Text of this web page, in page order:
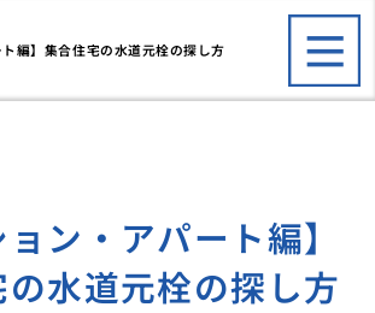
ト編】集合住宅の水道元栓の探し方
ョン・アパート編】
水道元栓の探し方